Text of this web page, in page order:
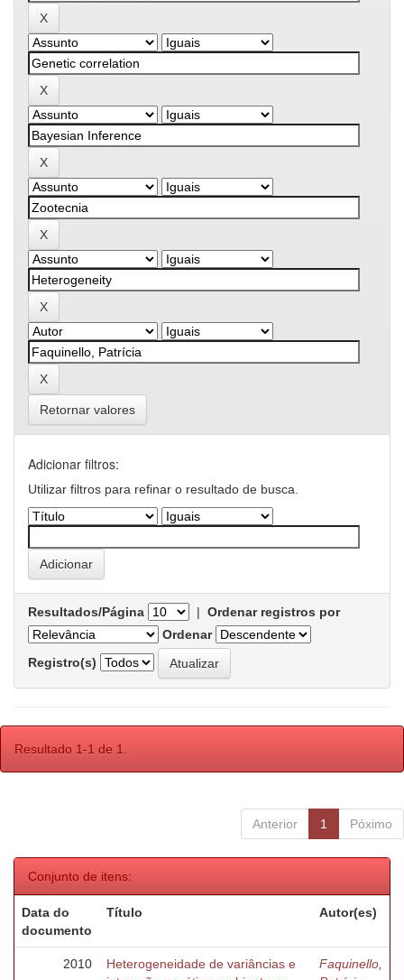
Retornar valores
Adicionar filtros:
Utilizar filtros para refinar o resultado de busca.
Resultados/Página | Ordenar registros por
Ordenar
Registro(s)
Resultado 1-1 de 1.
Anterior 1 Póximo
Conjunto de itens:
Data do
documento
Título Autor(es)
2010
Heterogeneidade de variâncias e
Faquinello,